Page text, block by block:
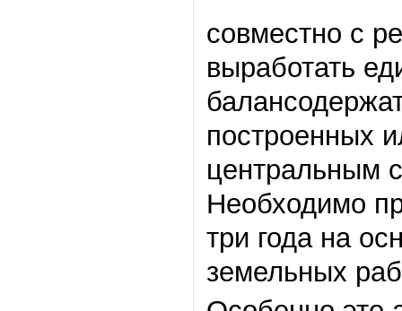
совместно с
выработать
построенных
центральным
Необходимо
три года на
земельных